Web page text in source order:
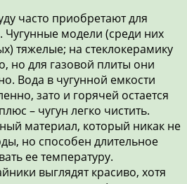
часто приобретают для
Чугунные модели (среди них
тяжелые; на стеклокерамику
но для газовой плиты они
Вода в чугунной емкости
зато и горячей остается
– чугун легко чистить.
материал, который никак не
но способен длительное
ее температуру.
выглядят красиво, хотя